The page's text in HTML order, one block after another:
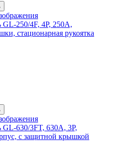
GL-250/4F, 4P, 250А,
стационарная рукоятка
GL-630/3FT, 630А, 3P,
с защитной крышкой